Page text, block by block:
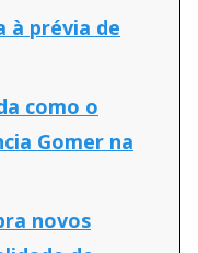
à prévia de
como o
Gomer na
novos